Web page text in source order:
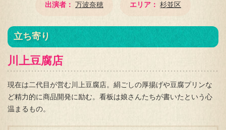
出演者 万波奈穂 エリア 杉並区
立ち寄り
川上豆腐店
現在は二代目が営む川上豆腐店。絹ごしの厚揚げや豆腐プリンな
ど精力的に商品開発に励む。看板は娘さんたちが書いたという心
温まるもの。